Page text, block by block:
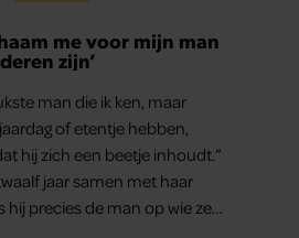
me voor mijn man
zijn’
man die ik ken, maar
of etentje hebben,
hij zich een beetje inhoudt.”
jaar samen met haar
hij precies de man op wie ze